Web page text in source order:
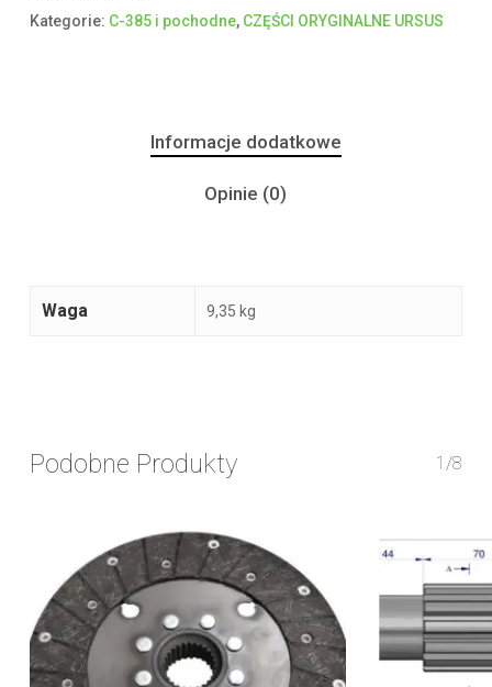
Kategorie: C-385 i pochodne, CZĘŚCI ORYGINALNE URSUS
Informacje dodatkowe
Opinie (0)
Waga 9,35 kg
Podobne Produkty 1/8